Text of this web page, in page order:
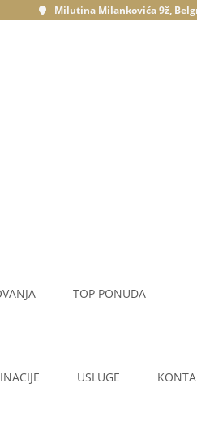
Milutina Milankovića 9ž,
TOP PONUDA
USLUGE